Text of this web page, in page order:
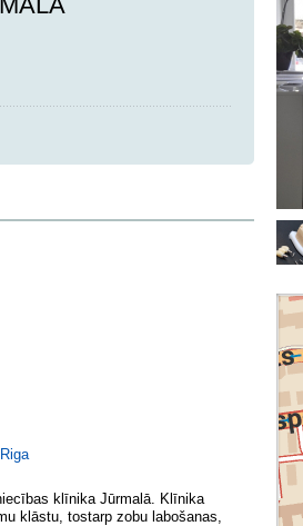
klīnika Jūrmalā. Klīnika
klāstu, tostarp zobu labošanas,